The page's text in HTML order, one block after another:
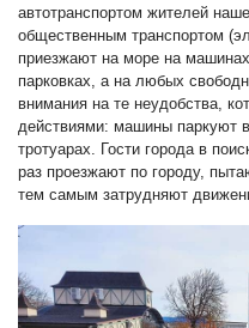
автотранспортом жителей
общественным транспортом
приезжают на море на
парковках, а на любых
внимания на те неудобства,
действиями: машины паркуют
тротуарах. Гости города в
раз проезжают по городу,
тем самым затрудняют